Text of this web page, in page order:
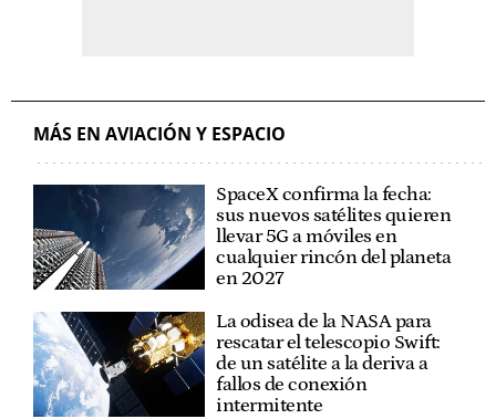
MÁS EN AVIACIÓN Y ESPACIO
SpaceX confirma la fecha:
sus nuevos satélites quieren
llevar 5G a móviles en
cualquier rincón del planeta
en 2027
La odisea de la NASA para
rescatar el telescopio Swift:
de un satélite a la deriva a
fallos de conexión
intermitente